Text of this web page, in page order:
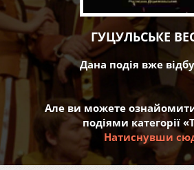
ГУЦУЛЬСЬКЕ
Дана подія вже
Але ви можете
подіями категорії
Натиснувши